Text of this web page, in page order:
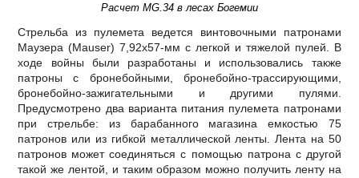
Расчет MG.34 в лесах Богемии
Стрельба из пулемета ведется винтовочными патронами
Маузера (Mauser) 7,92х57-мм с легкой и тяжелой пулей. В
ходе войны были разработаны и использовались также
патроны с бронебойными, бронебойно-трассирующими,
бронебойно-зажигательными и другими пулями.
Предусмотрено два варианта питания пулемета патронами
при стрельбе: из барабанного магазина емкостью 75
патронов или из гибкой металлической ленты. Лента на 50
патронов может соединяться с помощью патрона с другой
такой же лентой, и таким образом можно получить ленту на